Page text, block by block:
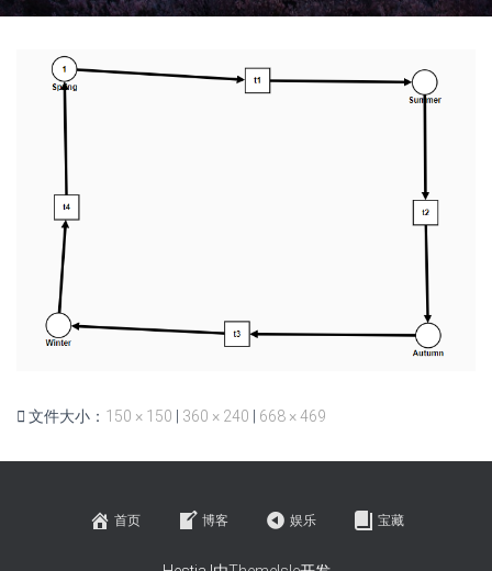
文件大小： 150 × 150 360 × 240 668 × 469
首页 博客 娱乐 宝藏